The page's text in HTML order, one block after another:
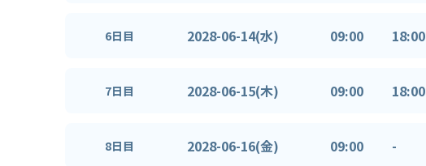
6日目 2028-06-14(水) 09:00 18:00
7日目 2028-06-15(木) 09:00 18:00
8日目 2028-06-16(金) 09:00 -